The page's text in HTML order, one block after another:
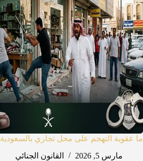
ما عقوبة التهجم على محل تجاري بالسعودية
مارس 5, 2026
القانون الجنائي